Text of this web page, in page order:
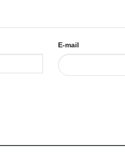
E-mail